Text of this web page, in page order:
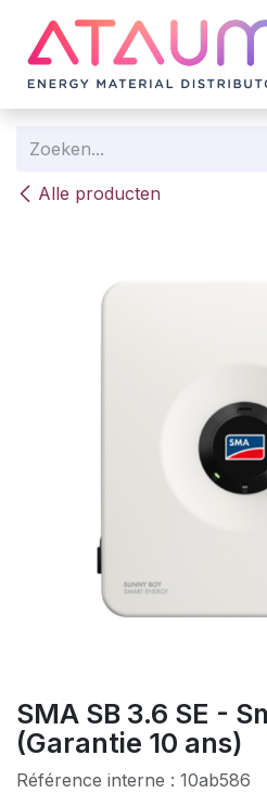
Alle producten
SMA SB 3.6 SE -
(Garantie 10 ans)
Référence interne : 10ab586